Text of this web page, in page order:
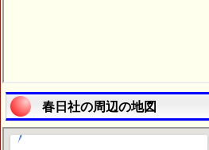
春日社の周辺の地図